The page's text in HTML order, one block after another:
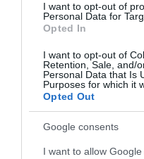
I want to opt-out of
Personal Data for
Opted In
I want to opt-out of
Retention, Sale, and/
Personal Data that Is
Purposes for which it
Opted Out
Google consents
I want to allow
HASONLÓ